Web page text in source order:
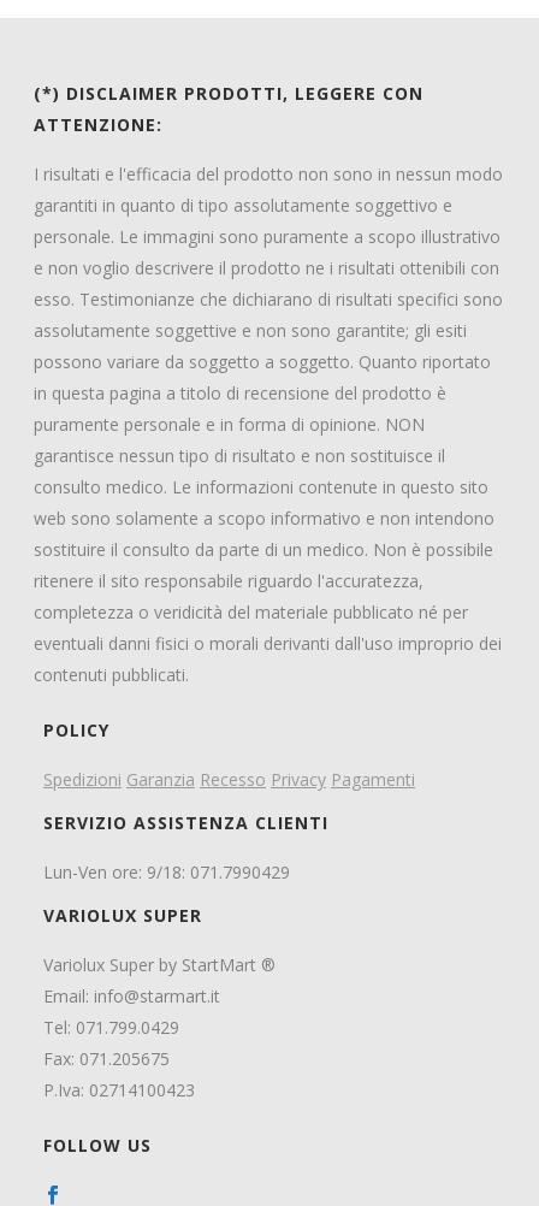
(*) DISCLAIMER PRODOTTI, LEGGERE CON
ATTENZIONE:
I risultati e l'efficacia del prodotto non sono in nessun modo
garantiti in quanto di tipo assolutamente soggettivo e
personale. Le immagini sono puramente a scopo illustrativo
e non voglio descrivere il prodotto ne i risultati ottenibili con
esso. Testimonianze che dichiarano di risultati specifici sono
assolutamente soggettive e non sono garantite; gli esiti
possono variare da soggetto a soggetto. Quanto riportato
in questa pagina a titolo di recensione del prodotto è
puramente personale e in forma di opinione. NON
garantisce nessun tipo di risultato e non sostituisce il
consulto medico. Le informazioni contenute in questo sito
web sono solamente a scopo informativo e non intendono
sostituire il consulto da parte di un medico. Non è possibile
ritenere il sito responsabile riguardo l'accuratezza,
completezza o veridicità del materiale pubblicato né per
eventuali danni fisici o morali derivanti dall'uso improprio dei
contenuti pubblicati.
POLICY
Spedizioni Garanzia Recesso Privacy Pagamenti
SERVIZIO ASSISTENZA CLIENTI
Lun-Ven ore: 9/18: 071.7990429
VARIOLUX SUPER
Variolux Super by StartMart ®
Email: info@starmart.it
Tel: 071.799.0429
Fax: 071.205675
P.Iva: 02714100423
FOLLOW US